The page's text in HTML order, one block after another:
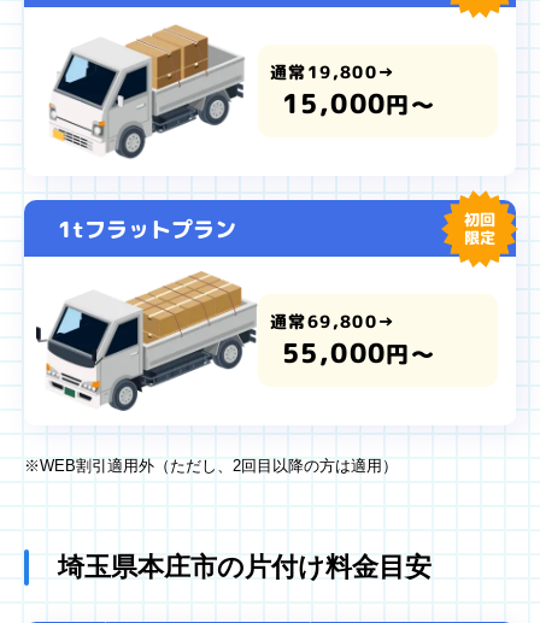
通常19,800→
15,000円～
1tフラットプラン
初回
限定
通常69,800→
55,000円～
※WEB割引適用外（ただし、2回目以降の方は適用）
埼玉県本庄市の片付け料金目安